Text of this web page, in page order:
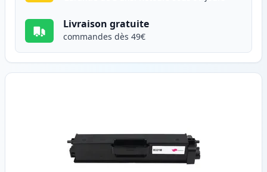
Livraison gratuite
commandes dès 49€